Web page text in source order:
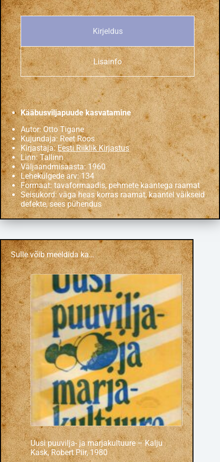
Kirjeldus
Lisainfo
Kääbusviljapuude kasvatamine
Autor: Otto Tigane
Kujundaja: Reet Roos
Kirjastaja:Eesti Riiklik Kirjastus
Linn: Tallinn
Väljaandmisaasta: 1960
Lehekülgede arv: 134
Formaat: tavaformaadis, pehmete kaantega raamat
Seisukord: väga heas korras raamat, kaantel väikseid
defekte, sees pühendus
Sulle võib meeldida ka…
Uusi puuvilja- ja marjakultuure – Kalju
Kask, Robert Piir, 1980